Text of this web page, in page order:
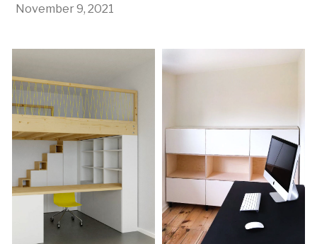
November 9, 2021